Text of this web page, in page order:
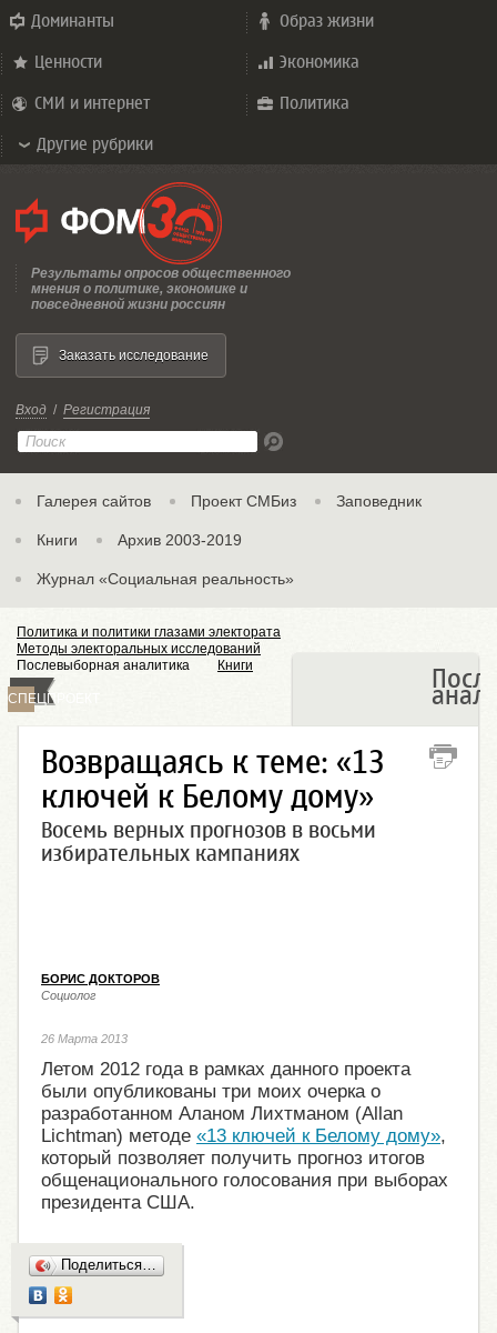
Доминанты Образ жизни
Ценности Экономика
СМИ и интернет Политика
Другие рубрики
Результаты опросов общественного
мнения о политике, экономике и
повседневной жизни россиян
Вход / Регистрация
Галерея сайтов Проект СМБиз Заповедник
Книги Архив 2003-2019
Журнал «Социальная реальность»
Заказать исследование
Политика и политики глазами электората
Методы электоральных исследований
Послевыборная аналитика
Книги
СПЕЦПРОЕКТ
Возвращаясь к теме: «13
ключей к Белому дому»
Восемь верных прогнозов в восьми
избирательных кампаниях
БОРИС ДОКТОРОВ
Социолог
26 Марта 2013
Летом 2012 года в рамках данного проекта
были опубликованы три моих очерка о
разработанном Аланом Лихтманом (Allan
Lichtman) методе «13 ключей к Белому дому»,
который позволяет получить прогноз итогов
общенационального голосования при выборах
президента США.
Поделиться…